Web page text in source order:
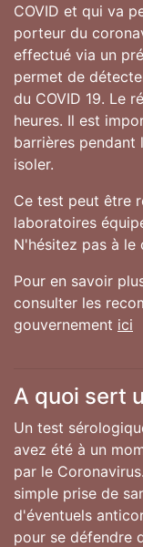
COVID et qui va
porteur du
effectué via un
permet de
du COVID 19. Le
heures. Il est
barrières
isoler.
Ce test peut être
laboratoires
N'hésitez pas à le
Pour en savoir
consulter les
gouvernement ici
A quoi sert
Un test
avez été à un
par le
simple prise de
d'éventuels
pour se défendre